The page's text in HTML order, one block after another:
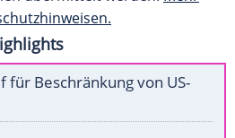
für Beschränkung von US-